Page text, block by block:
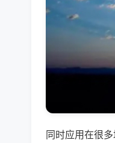
同时应用在很